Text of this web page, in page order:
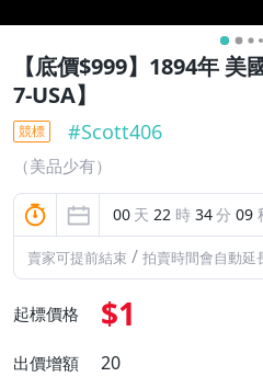
【底價$999】1894年 美
7-USA】
競標 #Scott406
（美品少有）
00 天 22 時 34分 08
賣家可提前結束 / 拍賣時間會自動延
起標價格 $1
出價增額 20